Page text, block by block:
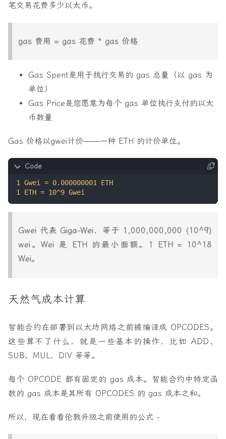
笔交易花费多少以太币。
gas 费用 = gas 花费 * gas 价格
Gas Spent是用于执行交易的 gas 总量（以 gas 为
单位）
Gas Price是您愿意为每个 gas 单位执行支付的以太
币数量
Gas 价格以gwei计价——一种 ETH 的计价单位。
Gwei 代表 Giga-Wei，等于 1,000,000,000 (10^9)
wei。Wei 是 ETH 的最小面额。1 ETH = 10^18
Wei。
天然气成本计算
智能合约在部署到以太坊网络之前被编译成 OPCODES。
这些算不了什么，就是一些基本的操作，比如 ADD、
SUB、MUL、DIV 等等。
每个 OPCODE 都有固定的 gas 成本。智能合约中特定函
数的 gas 成本是其所有 OPCODES 的 gas 成本之和。
所以，现在看看伦敦升级之前使用的公式 -